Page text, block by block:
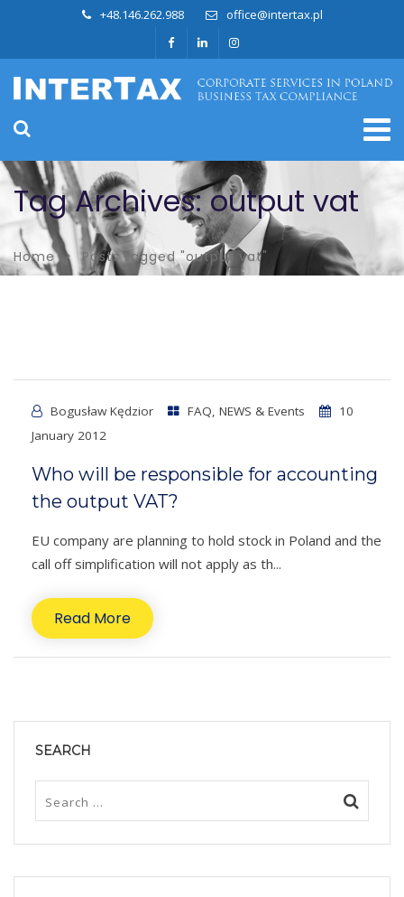
+48.146.262.988 office@intertax.pl
Tag Archives: output vat
Home Posts tagged "output vat"
Bogusław Kędzior FAQ, NEWS & Events
10
January 2012
Who will be responsible for accounting
the output VAT?
EU company are planning to hold stock in Poland and the
call off simplification will not apply as th...
Read More
SEARCH